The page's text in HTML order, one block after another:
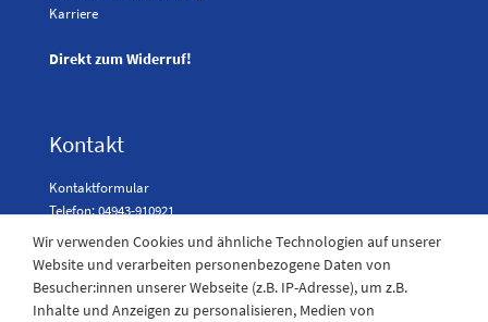
Karriere
Direkt zum Widerruf!
Kontakt
Kontaktformular
Telefon: 04943-910921
Laden Öffnungszeiten
Wir verwenden Cookies und ähnliche Technologien auf unserer
Website und verarbeiten personenbezogene Daten von
Besucher:innen unserer Webseite (z.B. IP-Adresse), um z.B.
Inhalte und Anzeigen zu personalisieren, Medien von